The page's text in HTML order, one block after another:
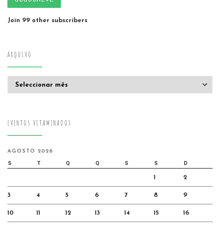
Join 99 other subscribers
ARQUIVO
EVENTOS VITAMINADOS
AGOSTO 2026
S T Q Q S S D
1 2
3 4 5 6 7 8 9
10 11 12 13 14 15 16